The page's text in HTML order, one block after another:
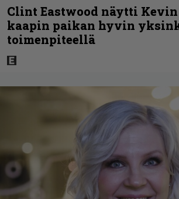
Clint Eastwood näytti
kaapin paikan hyvin
toimenpiteellä